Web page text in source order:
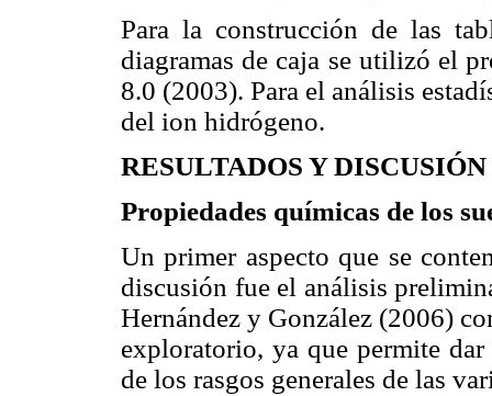
Para la construcción de las
diagramas de caja se utilizó el
8.0 (2003). Para el análisis
del ion hidrógeno.
RESULTADOS Y DISCUSIÓN
Propiedades químicas de los
Un primer aspecto que se
discusión fue el análisis
Hernández y González (2006)
exploratorio, ya que permite
de los rasgos generales de las